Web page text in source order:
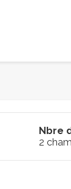
Nbre
2